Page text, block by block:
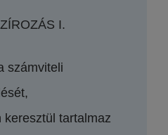
I.
számviteli
keresztül tartalmaz